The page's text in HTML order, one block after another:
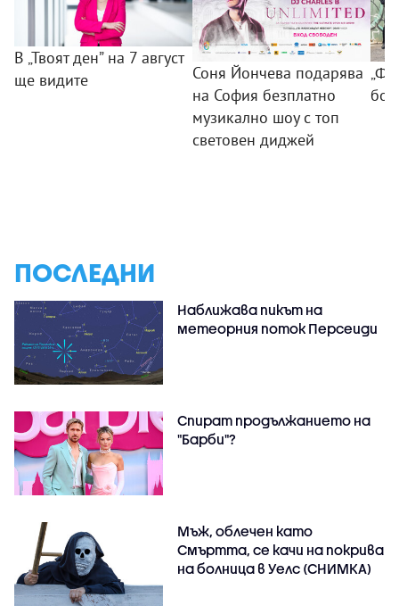
В „Твоят ден” на 7 август
ще видите
Соня Йончева подарява
на София безплатно
музикално шоу с топ
световен диджей
ПОСЛЕДНИ
Наближава пикът на
метеорния поток Персеиди
Спират продължанието на
"Барби"?
Мъж, облечен като
Смъртта, се качи на покрива
на болница в Уелс (СНИМКА)